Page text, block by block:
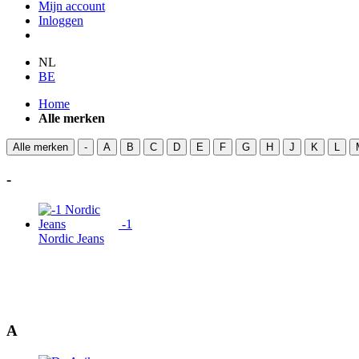
Mijn account
Inloggen
NL
BE
Home
Alle merken
Alle merken - A B C D E F G H J K L
-
-1
Nordic Jeans
A